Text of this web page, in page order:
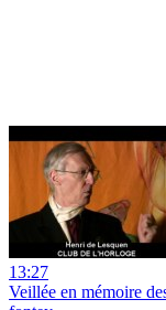
13:27
Veillée en mémoire